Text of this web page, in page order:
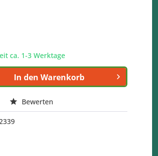
ca. 1-3 Werktage
In den Warenkorb
Bewerten